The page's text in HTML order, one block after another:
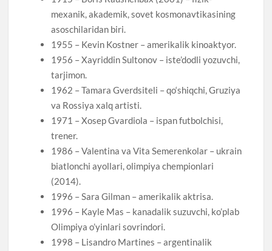
mexanik, akademik, sovet kosmonavtikasining
asoschilaridan biri.
1955 – Kevin Kostner – amerikalik kinoaktyor.
1956 – Xayriddin Sultonov – iste’dodli yozuvchi,
tarjimon.
1962 – Tamara Gverdsiteli – qo‘shiqchi, Gruziya
va Rossiya xalq artisti.
1971 – Xosep Gvardiola – ispan futbolchisi,
trener.
1986 – Valentina va Vita Semerenkolar – ukrain
biatlonchi ayollari, olimpiya chempionlari
(2014).
1996 – Sara Gilman – amerikalik aktrisa.
1996 – Kayle Mas – kanadalik suzuvchi, ko’plab
Olimpiya o’yinlari sovrindori.
1998 – Lisandro Martines – argentinalik